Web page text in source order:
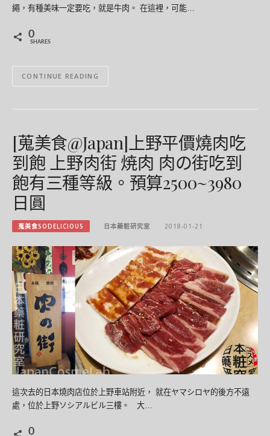
繩，有種美味一定要吃，就是牛肉。 在這裡，可能…
0
SHARES
CONTINUE READING
[蒐美食@Japan]上野平價燒肉吃
到飽 上野肉街 焼肉 肉の街吃到
飽有三種等級。預算2500~3980
日圓
蒐美食SODELICIOUS 日本藥粧研究室 2018-01-21
這次去的日本燒肉店位於上野車站附近， 就在ヤマシロヤ的後方不遠
處，位於上野ソシアルビル三樓。 大…
0